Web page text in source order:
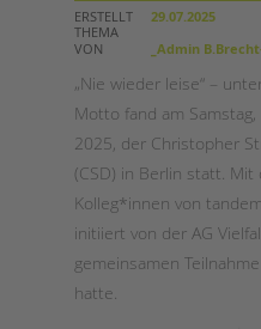
ERSTELLT
29.07.2025
THEMA
VON
_Admin
„Nie wieder leise“ –
Motto fand am Samstag,
2025, der Christopher
(CSD) in Berlin statt. Mit
Kolleg*innen von
initiiert von der AG
gemeinsamen
hatte.